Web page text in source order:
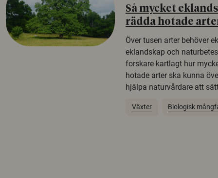
Så mycket
rädda hotade
Över tusen arter behöver
eklandskap och
forskare kartlagt hur
hotade arter ska kunna
hjälpa naturvårdare att
Växter Biologisk